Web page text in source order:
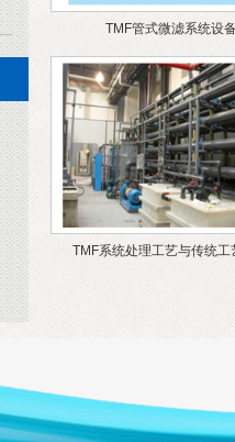
TMF管式微滤系统设
TMF系统处理工艺与传统工